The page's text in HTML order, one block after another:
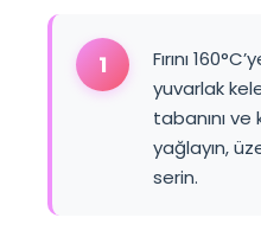
1
Fırını
yuvarlak
tabanını ve
yağlayın,
serin.